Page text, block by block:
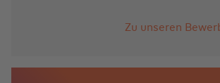
Zu unseren